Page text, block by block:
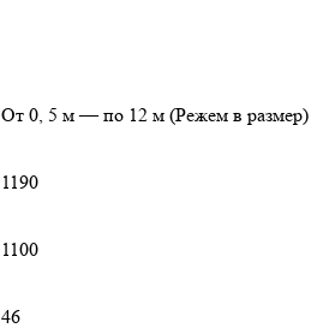
От 0, 5 м — по 12 м (Режем в размер)
1190
1100
46